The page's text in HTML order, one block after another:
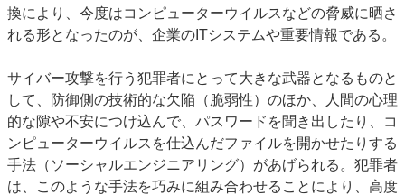
換により、今度はコンピューターウイルスなどの脅威に晒さ
れる形となったのが、企業の ITシステムや重要情報である。
サイバー攻撃を行う犯罪者にとって大きな武器となるものと
して、防御側の技術的な欠陥（脆弱性）のほか、人間の心理
的な隙や不安につけ込んで、パスワードを聞き出したり、コ
ンピューターウイルスを仕込んだファイルを開かせたりする
手法（ソーシャルエンジニアリング）があげられる。犯罪者
は、このような手法を巧みに組み合わせることにより、高度